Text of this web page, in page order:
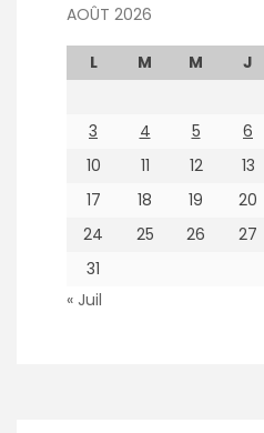
AOÛT 2026
L M M J
3
4 5 6
10
11 12 13
17
18 19 20
24
25 26 27
31
« Juil